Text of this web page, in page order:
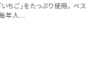
ちご」をたっぷり使用。 ベス
年人...